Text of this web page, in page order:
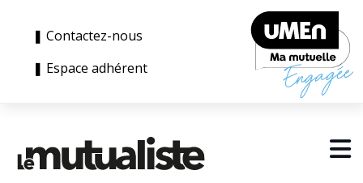
❚ Contactez-nous
❚ Espace adhérent